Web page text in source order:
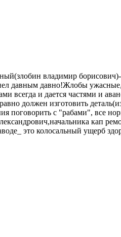
владимир
давным давно!Жлобы
всегда и дается частями и
должен изготовить
поговорить с "рабами", все
кап
это колосальный